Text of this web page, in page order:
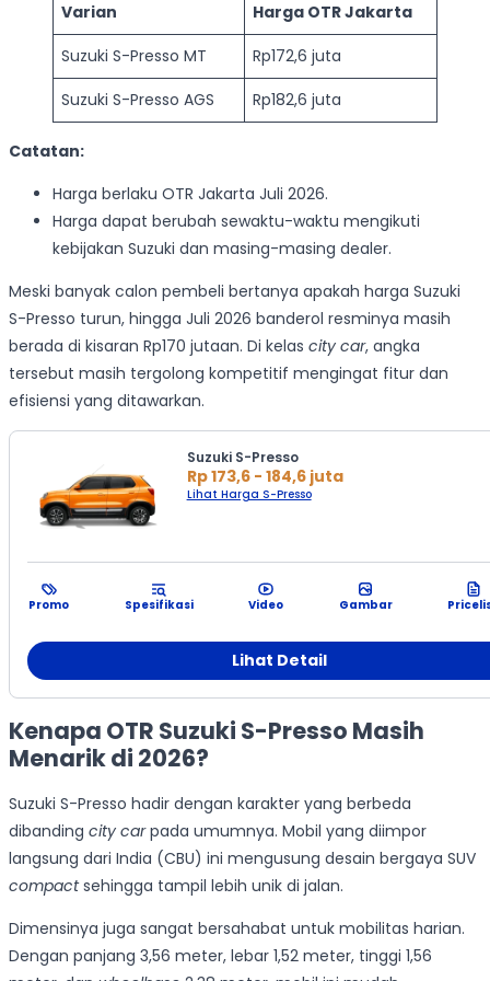
Varian
Harga OTR Jakarta
Suzuki S-Presso MT
Rp172,6 juta
Suzuki S-Presso AGS
Rp182,6 juta
Catatan:
Harga berlaku OTR Jakarta Juli 2026.
Harga dapat berubah sewaktu-waktu mengikuti
kebijakan Suzuki dan masing-masing dealer.
Meski banyak calon pembeli bertanya apakah harga Suzuki
S-Presso turun, hingga Juli 2026 banderol resminya masih
berada di kisaran Rp170 jutaan. Di kelas city car, angka
tersebut masih tergolong kompetitif mengingat fitur dan
efisiensi yang ditawarkan.
Suzuki S-Presso
Rp 173,6 - 184,6 juta
Lihat Harga S-Presso
Promo Spesifikasi Video Gambar
Lihat Detail
Kenapa OTR Suzuki S-Presso Masih
Menarik di 2026?
Suzuki S-Presso hadir dengan karakter yang berbeda
dibanding city carpada umumnya. Mobil yang diimpor
langsung dari India (CBU) ini mengusung desain bergaya SUV
compactsehingga tampil lebih unik di jalan.
Dimensinya juga sangat bersahabat untuk mobilitas harian.
Dengan panjang 3,56 meter, lebar 1,52 meter, tinggi 1,56